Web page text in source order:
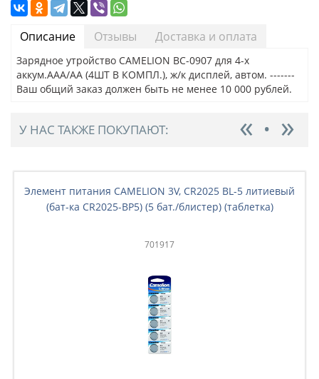
Описание Отзывы Доставка и оплата
Зарядное утройство CAMELION BC-0907 для 4-х
аккум.AAA/AA (4ШТ В КОМПЛ.), ж/к дисплей, автом. -------
Ваш общий заказ должен быть не менее 10 000 рублей.
У НАС ТАКЖЕ ПОКУПАЮТ:
Элемент питания CAMELION 3V, CR2025 BL-5 литиевый
(бат-ка CR2025-BP5) (5 бат./блистер) (таблетка)
701917